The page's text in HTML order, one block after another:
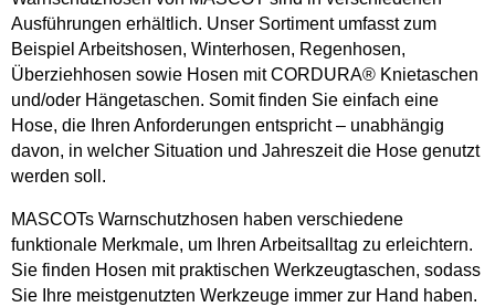
Ausführungen erhältlich. Unser Sortiment umfasst zum
Beispiel Arbeitshosen, Winterhosen, Regenhosen,
Überziehhosen sowie Hosen mit CORDURA® Knietaschen
und/oder Hängetaschen. Somit finden Sie einfach eine
Hose, die Ihren Anforderungen entspricht – unabhängig
davon, in welcher Situation und Jahreszeit die Hose genutzt
werden soll.
MASCOTs Warnschutzhosen haben verschiedene
funktionale Merkmale, um Ihren Arbeitsalltag zu erleichtern.
Sie finden Hosen mit praktischen Werkzeugtaschen, sodass
Sie Ihre meistgenutzten Werkzeuge immer zur Hand haben.